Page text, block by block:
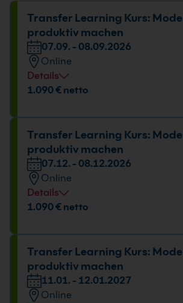
Transfer Learning Kurs:
produktiv machen
07.09. - 08.09.2026
Online
Details
1.090 € netto
Transfer Learning Kurs:
produktiv machen
07.12. - 08.12.2026
Online
Details
1.090 € netto
Transfer Learning Kurs:
produktiv machen
11.01. - 12.01.2027
Online